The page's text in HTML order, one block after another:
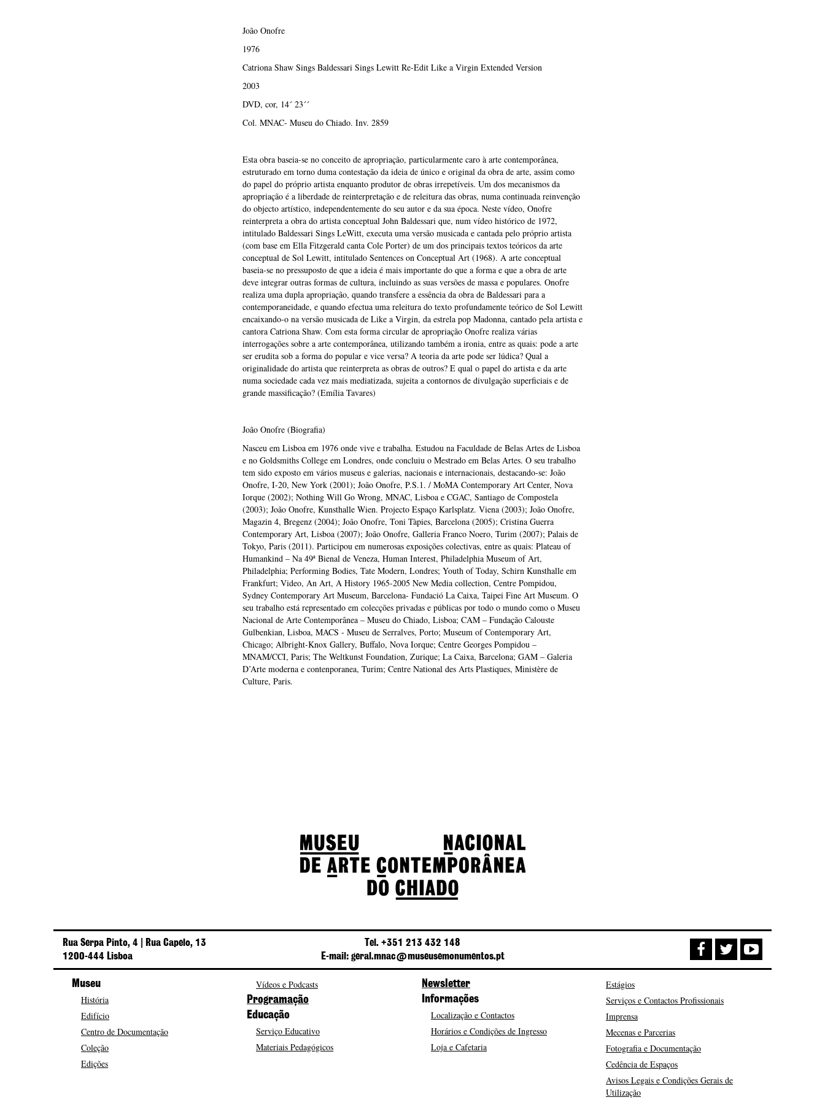
João Onofre
1976
Catriona Shaw Sings Baldessari Sings Lewitt Re-Edit Like a Virgin Extended Version
2003
DVD, cor, 14´ 23´´
Col. MNAC- Museu do Chiado. Inv. 2859
Esta obra baseia-se no conceito de apropriação, particularmente caro à arte contemporânea,
estruturado em torno duma contestação da ideia de único e original da obra de arte, assim como
do papel do próprio artista enquanto produtor de obras irrepetíveis. Um dos mecanismos da
apropriação é a liberdade de reinterpretação e de releitura das obras, numa continuada reinvenção
do objecto artístico, independentemente do seu autor e da sua época. Neste vídeo, Onofre
reinterpreta a obra do artista conceptual John Baldessari que, num vídeo histórico de 1972,
intitulado Baldessari Sings LeWitt, executa uma versão musicada e cantada pelo próprio artista
(com base em Ella Fitzgerald canta Cole Porter) de um dos principais textos teóricos da arte
conceptual de Sol Lewitt, intitulado Sentences on Conceptual Art (1968). A arte conceptual
baseia-se no pressuposto de que a ideia é mais importante do que a forma e que a obra de arte
deve integrar outras formas de cultura, incluindo as suas versões de massa e populares. Onofre
realiza uma dupla apropriação, quando transfere a essência da obra de Baldessari para a
contemporaneidade, e quando efectua uma releitura do texto profundamente teórico de Sol Lewitt
encaixando-o na versão musicada de Like a Virgin, da estrela pop Madonna, cantado pela artista e
cantora Catriona Shaw. Com esta forma circular de apropriação Onofre realiza várias
interrogações sobre a arte contemporânea, utilizando também a ironia, entre as quais: pode a arte
ser erudita sob a forma do popular e vice versa? A teoria da arte pode ser lúdica? Qual a
originalidade do artista que reinterpreta as obras de outros? E qual o papel do artista e da arte
numa sociedade cada vez mais mediatizada, sujeita a contornos de divulgação superficiais e de
grande massificação? (Emília Tavares)
João Onofre (Biografia)
Nasceu em Lisboa em 1976 onde vive e trabalha. Estudou na Faculdade de Belas Artes de Lisboa
e no Goldsmiths College em Londres, onde concluiu o Mestrado em Belas Artes. O seu trabalho
tem sido exposto em vários museus e galerias, nacionais e internacionais, destacando-se: João
Onofre, I-20, New York (2001); João Onofre, P.S.1. / MoMA Contemporary Art Center, Nova
Iorque (2002); Nothing Will Go Wrong, MNAC, Lisboa e CGAC, Santiago de Compostela
(2003); João Onofre, Kunsthalle Wien. Projecto Espaço Karlsplatz. Viena (2003); João Onofre,
Magazin 4, Bregenz (2004); João Onofre, Toni Tàpies, Barcelona (2005); Cristina Guerra
Contemporary Art, Lisboa (2007); João Onofre, Galleria Franco Noero, Turim (2007); Palais de
Tokyo, Paris (2011). Participou em numerosas exposições colectivas, entre as quais: Plateau of
Humankind – Na 49ª Bienal de Veneza, Human Interest, Philadelphia Museum of Art,
Philadelphia; Performing Bodies, Tate Modern, Londres; Youth of Today, Schirn Kunsthalle em
Frankfurt; Video, An Art, A History 1965-2005 New Media collection, Centre Pompidou,
Sydney Contemporary Art Museum, Barcelona- Fundació La Caixa, Taipei Fine Art Museum. O
seu trabalho está representado em colecções privadas e públicas por todo o mundo como o Museu
Nacional de Arte Contemporânea – Museu do Chiado, Lisboa; CAM – Fundação Calouste
Gulbenkian, Lisboa, MACS - Museu de Serralves, Porto; Museum of Contemporary Art,
Chicago; Albright-Knox Gallery, Buffalo, Nova Iorque; Centre Georges Pompidou –
MNAM/CCI, Paris; The Weltkunst Foundation, Zurique; La Caixa, Barcelona; GAM – Galeria
D’Arte moderna e contenporanea, Turim; Centre National des Arts Plastiques, Ministère de
Culture, Paris.
Rua Serpa Pinto, 4 | Rua Capelo, 13
1200-444 Lisboa
Tel. +351 213 432 148
E-mail: geral.mnac@museusemonumentos.pt
Museu
História
Edifício
Centro de Documentação
Coleção
Edições
Vídeos e Podcasts
Programação
Educação
Serviço Educativo
Materiais Pedagógicos
Newsletter
Informações
Localização e Contactos
Horários e Condições de Ingresso
Loja e Cafetaria
Estágios
Serviços e Contactos Profissionais
Imprensa
Mecenas e Parcerias
Fotografia e Documentação
Cedência de Espaços
Avisos Legais e Condições Gerais de
Utilização